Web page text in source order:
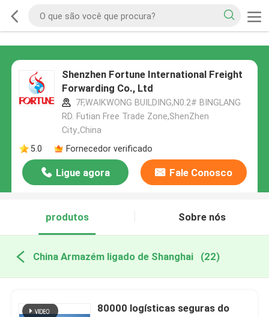
Shenzhen Fortune International Freight
Forwarding Co., Ltd
7F,WAIKWONG BUILDING,N0.2# BINGLANG
RD. Futian Free Trade Zone,ShenZhen
City.,China
5.0
Fornecedor verificado
Ligue agora Fale Conosco
produtos Sobre nós
China Armazém ligado de Shanghai (22)
80000 logísticas seguras do